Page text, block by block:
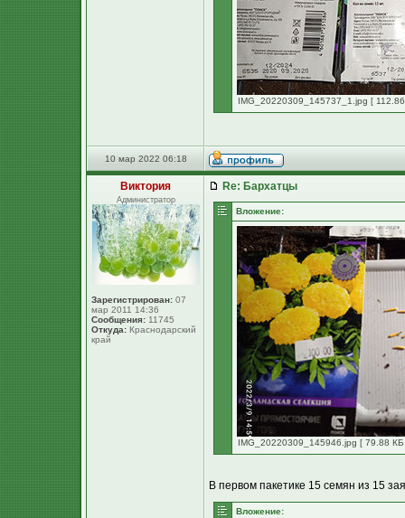
IMG_20220309_145737_1.jpg [
10 мар 2022 06:18
Виктория
Администратор
Зарегистрирован: 07
мар 2011 14:36
Сообщения: 11745
Откуда: Краснодарский
край
Re: Бархатцы
Вложение:
IMG_20220309_145946.jpg [ 79.88
В первом пакетике 15 семян из 15
Вложение: